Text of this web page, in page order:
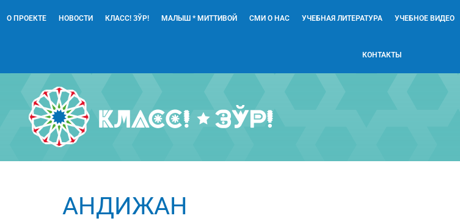
О ПРОЕКТЕ НОВОСТИ КЛАСС! ЗЎР! МАЛЫШ * МИТТИВОЙ СМИ О НАС УЧЕБНАЯ ЛИТЕРАТУРА УЧЕБНОЕ ВИДЕО
КОНТАКТЫ
АНДИЖАН